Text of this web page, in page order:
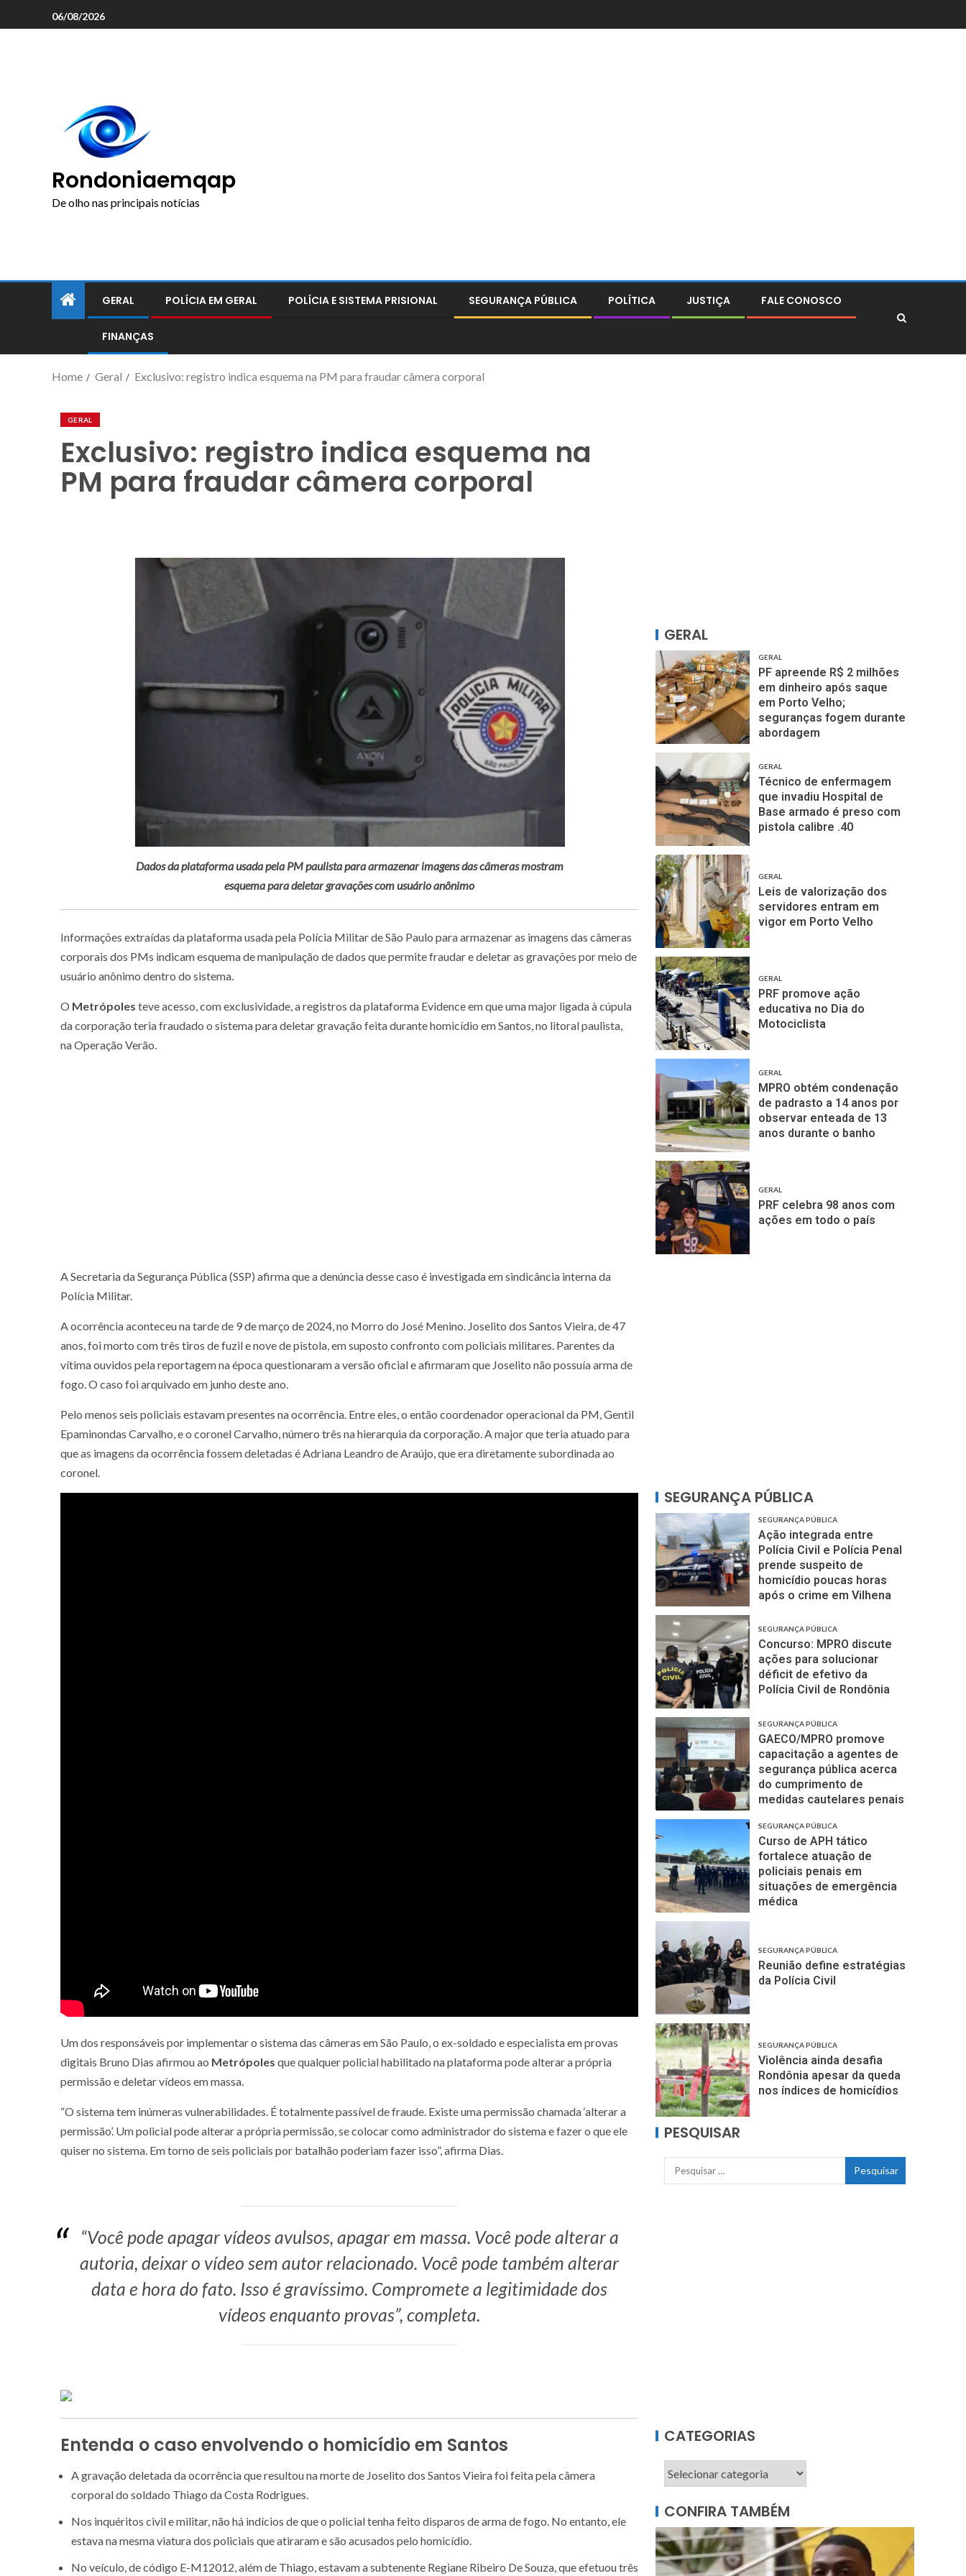
06/08/2026
Rondoniaemqap
De olho nas principais notícias
GERAL POLÍCIA EM GERAL POLÍCIA E SISTEMA PRISIONAL SEGURANÇA PÚBLICA POLÍTICA JUSTIÇA FALE CONOSCO
FINANÇAS
Home Geral Exclusivo: registro indica esquema na PM para fraudar câmera corporal
GERAL
Exclusivo: registro indica esquema na
PM para fraudar câmera corporal
Dados da plataforma usada pela PM paulista para armazenar imagens das câmeras mostram
esquema para deletar gravações com usuário anônimo
Informações extraídas da plataforma usada pela Polícia Militar de São Paulo para armazenar as imagens das câmeras
corporais dos PMs indicam esquema de manipulação de dados que permite fraudar e deletar as gravações por meio de
usuário anônimo dentro do sistema.
O Metrópoles teve acesso, com exclusividade, a registros da plataforma Evidence em que uma major ligada à cúpula
da corporação teria fraudado o sistema para deletar gravação feita durante homicídio em Santos, no litoral paulista,
na Operação Verão.
A Secretaria da Segurança Pública (SSP) afirma que a denúncia desse caso é investigada em sindicância interna da
Polícia Militar.
A ocorrência aconteceu na tarde de 9 de março de 2024, no Morro do José Menino. Joselito dos Santos Vieira, de 47
anos, foi morto com três tiros de fuzil e nove de pistola, em suposto confronto com policiais militares. Parentes da
vítima ouvidos pela reportagem na época questionaram a versão oficial e afirmaram que Joselito não possuía arma de
fogo. O caso foi arquivado em junho deste ano.
Pelo menos seis policiais estavam presentes na ocorrência. Entre eles, o então coordenador operacional da PM, Gentil
Epaminondas Carvalho, e o coronel Carvalho, número três na hierarquia da corporação. A major que teria atuado para
que as imagens da ocorrência fossem deletadas é Adriana Leandro de Araújo, que era diretamente subordinada ao
coronel.
Um dos responsáveis por implementar o sistema das câmeras em São Paulo, o ex-soldado e especialista em provas
digitais Bruno Dias afirmou ao Metrópoles que qualquer policial habilitado na plataforma pode alterar a própria
permissão e deletar vídeos em massa.
“O sistema tem inúmeras vulnerabilidades. É totalmente passível de fraude. Existe uma permissão chamada ‘alterar a
permissão’. Um policial pode alterar a própria permissão, se colocar como administrador do sistema e fazer o que ele
quiser no sistema. Em torno de seis policiais por batalhão poderiam fazer isso”, afirma Dias.
“Você pode apagar vídeos avulsos, apagar em massa. Você pode alterar a
autoria, deixar o vídeo sem autor relacionado. Você pode também alterar
data e hora do fato. Isso é gravíssimo. Compromete a legitimidade dos
vídeos enquanto provas”, completa.
Entenda o caso envolvendo o homicídio em Santos
A gravação deletada da ocorrência que resultou na morte de Joselito dos Santos Vieira foi feita pela câmera
corporal do soldado Thiago da Costa Rodrigues.
Nos inquéritos civil e militar, não há indícios de que o policial tenha feito disparos de arma de fogo. No entanto, ele
estava na mesma viatura dos policiais que atiraram e são acusados pelo homicídio.
No veículo, de código E-M12012, além de Thiago, estavam a subtenente Regiane Ribeiro De Souza, que efetuou três
GERAL
GERAL
PF apreende R$ 2 milhões
em dinheiro após saque
em Porto Velho;
seguranças fogem durante
abordagem
GERAL
Técnico de enfermagem
que invadiu Hospital de
Base armado é preso com
pistola calibre .40
GERAL
Leis de valorização dos
servidores entram em
vigor em Porto Velho
GERAL
PRF promove ação
educativa no Dia do
Motociclista
GERAL
MPRO obtém condenação
de padrasto a 14 anos por
observar enteada de 13
anos durante o banho
GERAL
PRF celebra 98 anos com
ações em todo o país
SEGURANÇA PÚBLICA
SEGURANÇA PÚBLICA
Ação integrada entre
Polícia Civil e Polícia Penal
prende suspeito de
homicídio poucas horas
após o crime em Vilhena
SEGURANÇA PÚBLICA
Concurso: MPRO discute
ações para solucionar
déficit de efetivo da
Polícia Civil de Rondônia
SEGURANÇA PÚBLICA
GAECO/MPRO promove
capacitação a agentes de
segurança pública acerca
do cumprimento de
medidas cautelares penais
SEGURANÇA PÚBLICA
Curso de APH tático
fortalece atuação de
policiais penais em
situações de emergência
médica
SEGURANÇA PÚBLICA
Reunião define estratégias
da Polícia Civil
SEGURANÇA PÚBLICA
Violência ainda desafia
Rondônia apesar da queda
nos índices de homicídios
PESQUISAR
CATEGORIAS
CONFIRA TAMBÉM